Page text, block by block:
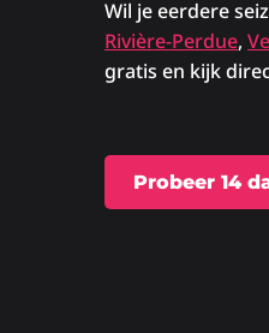
Wil je eerdere
Rivière-Perdue,
gratis en kijk
Probeer 14